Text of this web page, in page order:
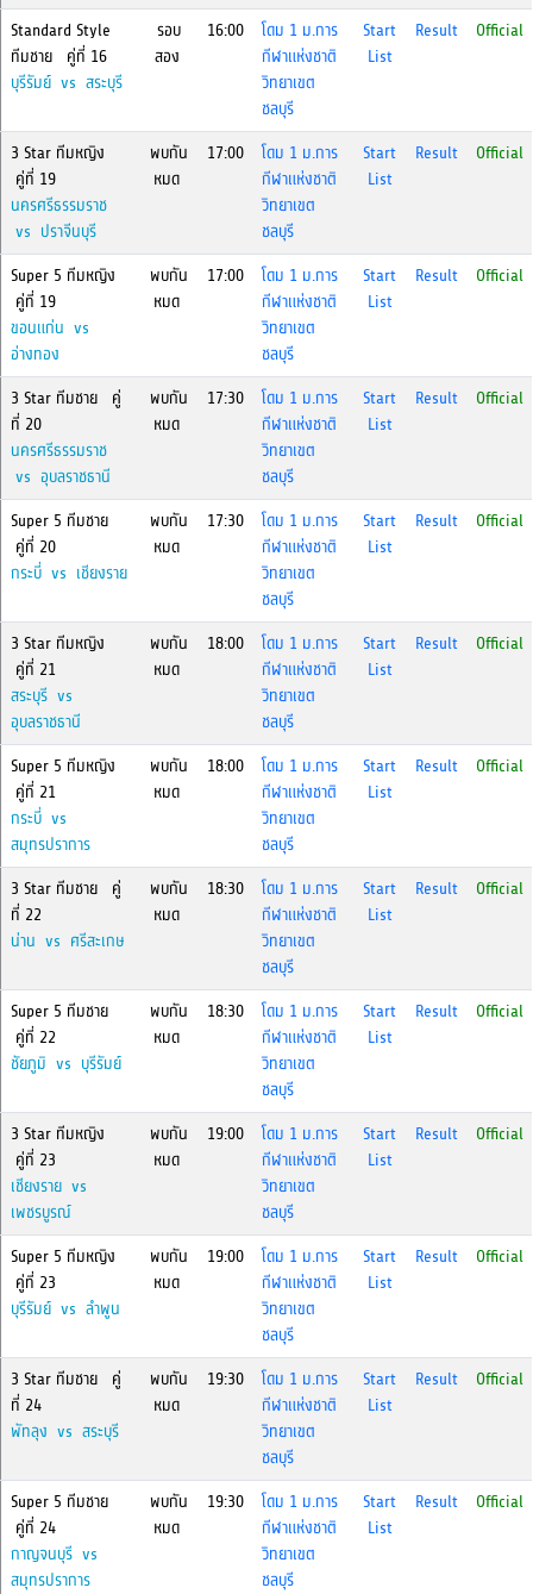
Standard Style
ทีมชาย คู่ที่ 16
บุรีรัมย์ vs สระบุรี
รอบ
สอง
16:00
โดม 1 ม.การ
กีฬาแห่งชาติ
วิทยาเขต
ชลบุรี
Start
List
Result Official
3 Star ทีมหญิง
คู่ที่ 19
นครศรีธรรมราช
vs ปราจีนบุรี
พบกัน
หมด
17:00
โดม 1 ม.การ
กีฬาแห่งชาติ
วิทยาเขต
ชลบุรี
Start
List
Result Official
Super 5 ทีมหญิง
คู่ที่ 19
ขอนแก่น vs
อ่างทอง
พบกัน
หมด
17:00
โดม 1 ม.การ
กีฬาแห่งชาติ
วิทยาเขต
ชลบุรี
Start
List
Result Official
3 Star ทีมชาย คู่
ที่ 20
นครศรีธรรมราช
vs อุบลราชธานี
พบกัน
หมด
17:30
โดม 1 ม.การ
กีฬาแห่งชาติ
วิทยาเขต
ชลบุรี
Start
List
Result Official
Super 5 ทีมชาย
คู่ที่ 20
กระบี่ vs เชียงราย
พบกัน
หมด
17:30
โดม 1 ม.การ
กีฬาแห่งชาติ
วิทยาเขต
ชลบุรี
Start
List
Result Official
3 Star ทีมหญิง
คู่ที่ 21
สระบุรี vs
อุบลราชธานี
พบกัน
หมด
18:00
โดม 1 ม.การ
กีฬาแห่งชาติ
วิทยาเขต
ชลบุรี
Start
List
Result Official
Super 5 ทีมหญิง
คู่ที่ 21
กระบี่ vs
สมุทรปราการ
พบกัน
หมด
18:00
โดม 1 ม.การ
กีฬาแห่งชาติ
วิทยาเขต
ชลบุรี
Start
List
Result Official
3 Star ทีมชาย คู่
ที่ 22
น่าน vs ศรีสะเกษ
พบกัน
หมด
18:30
โดม 1 ม.การ
กีฬาแห่งชาติ
วิทยาเขต
ชลบุรี
Start
List
Result Official
Super 5 ทีมชาย
คู่ที่ 22
ชัยภูมิ vs บุรีรัมย์
พบกัน
หมด
18:30
โดม 1 ม.การ
กีฬาแห่งชาติ
วิทยาเขต
ชลบุรี
Start
List
Result Official
3 Star ทีมหญิง
คู่ที่ 23
เชียงราย vs
เพชรบูรณ์
พบกัน
หมด
19:00
โดม 1 ม.การ
กีฬาแห่งชาติ
วิทยาเขต
ชลบุรี
Start
List
Result Official
Super 5 ทีมหญิง
คู่ที่ 23
บุรีรัมย์ vs ลำพูน
พบกัน
หมด
19:00
โดม 1 ม.การ
กีฬาแห่งชาติ
วิทยาเขต
ชลบุรี
Start
List
Result Official
3 Star ทีมชาย คู่
ที่ 24
พัทลุง vs สระบุรี
พบกัน
หมด
19:30
โดม 1 ม.การ
กีฬาแห่งชาติ
วิทยาเขต
ชลบุรี
Start
List
Result Official
Super 5 ทีมชาย
คู่ที่ 24
กาญจนบุรี vs
สมุทรปราการ
พบกัน
หมด
19:30
โดม 1 ม.การ
กีฬาแห่งชาติ
วิทยาเขต
ชลบุรี
Start
List
Result Official